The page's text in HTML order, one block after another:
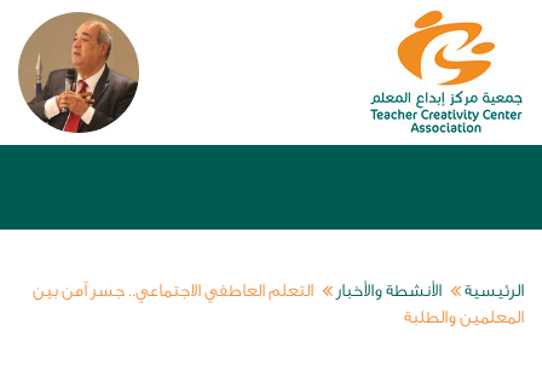
الرئيسية الأنشطة والأخبار
التعلم العاطفي الاجتماعي.. جسر آمن بين
المعلمين والطلبة